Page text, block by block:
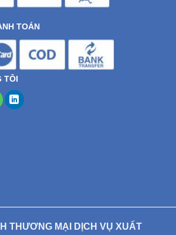
TOÁN
TÔI
THƯƠNG MẠI DỊCH VỤ XUẤT